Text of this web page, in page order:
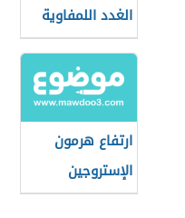
الغدد اللمفاوية
ارتفاع هرمون
الإستروجين